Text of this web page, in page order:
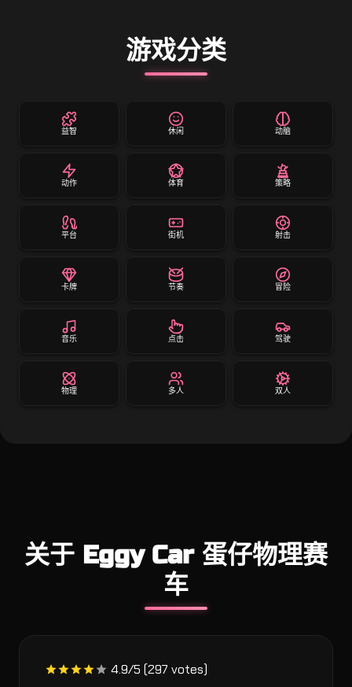
游戏分类
益智 休闲 动脑
动作 体育 策略
平台 街机 射击
卡牌 节奏 冒险
音乐 点击 驾驶
物理 多人 双人
关于 Eggy Car 蛋仔物理赛
车
4.9/5 (297 votes)